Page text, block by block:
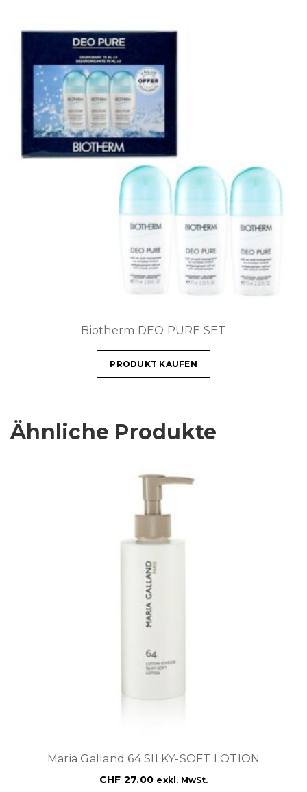
Biotherm DEO PURE SET
PRODUKT KAUFEN
Ähnliche Produkte
Maria Galland 64 SILKY-SOFT LOTION
CHF 27.00 exkl. MwSt.